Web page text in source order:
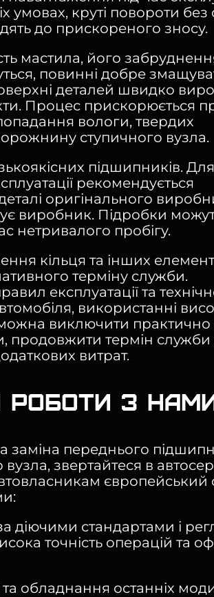
умовах, круті повороти
до прискореного зносу.
мастила, його
повинні добре
деталей швидко
Процес прискорюється
вологи, твердих
ступичного вузла.
підшипників. Для
рекомендується
оригінального
виробник. Підробки
нетривалого пробігу.
кільця та інших
терміну служби.
експлуатації та
використанні
виключити практично
продовжити термін служби
витрат.
роботи з
заміна переднього
звертайтеся в
європейський
діючими стандартами і
точність операцій та
та обладнання останніх